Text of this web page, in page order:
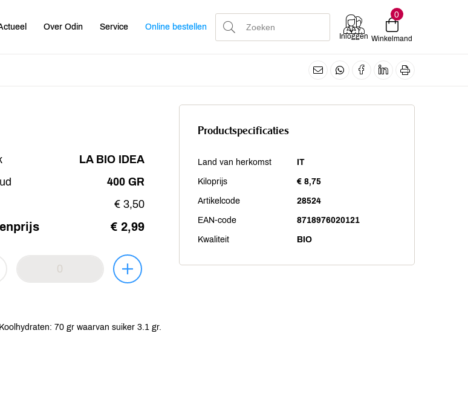
Over Odin Service Online bestellen
Inloggen
0
Winkelmand
LA BIO IDEA
400 GR
€ 3,50
€ 2,99
70 gr waarvan suiker 3.1 gr.
Productspecificaties
Land van herkomst IT
Kiloprijs € 8,75
Artikelcode 28524
EAN-code 8718976020121
Kwaliteit BIO